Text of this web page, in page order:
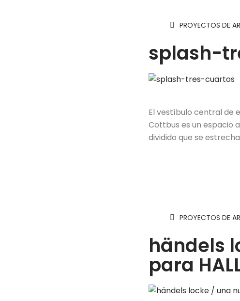
PROYECTOS DE
splash-
El vestíbulo central de
Cottbus es un espacio
dividido que se
PROYECTOS DE
händels
para